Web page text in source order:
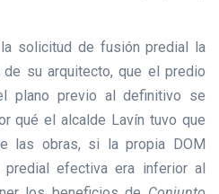
solicitud de fusión predial la
su arquitecto, que el predio
plano previo al definitivo se
qué el alcalde Lavín tuvo que
las obras, si la propia DOM
efectiva era inferior al